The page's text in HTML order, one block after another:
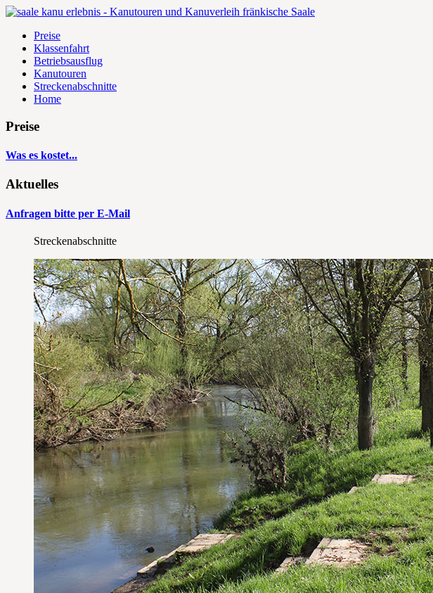
Preise
Klassenfahrt
Betriebsausflug
Kanutouren
Streckenabschnitte
Home
Preise
Was es kostet...
Aktuelles
Anfragen bitte per E-Mail
Streckenabschnitte